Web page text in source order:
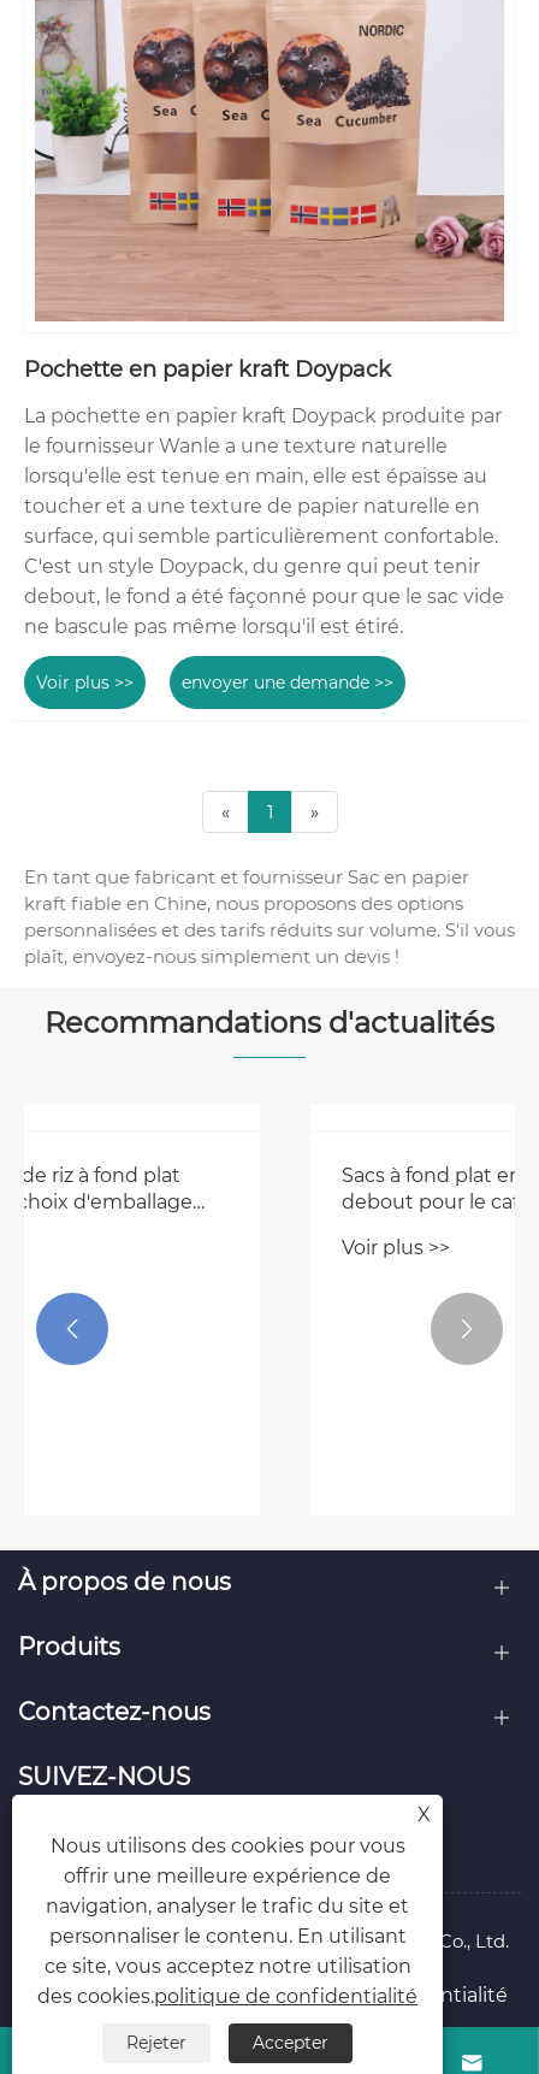
Pochette en papier kraft Doypack
La pochette en papier kraft Doypack produite par
le fournisseur Wanle a une texture naturelle
lorsqu'elle est tenue en main, elle est épaisse au
toucher et a une texture de papier naturelle en
surface, qui semble particulièrement confortable.
C'est un style Doypack, du genre qui peut tenir
debout, le fond a été façonné pour que le sac vide
ne bascule pas même lorsqu'il est étiré.
Voir plus >> envoyer une demande >>
« 1 »
En tant que fabricant et fournisseur Sac en papier
kraft fiable en Chine, nous proposons des options
personnalisées et des tarifs réduits sur volume. S'il vous
plaît, envoyez-nous simplement un devis !
Recommandations d'actualités
Sacs à fond plat en gros et sachets
debout pour le café : une comparaison
À propos de nous
Produits
Contactez-nous
SUIVEZ-NOUS
 
X
Nous utilisons des cookies pour vous
offrir une meilleure expérience de
navigation, analyser le trafic du site et
personnaliser le contenu. En utilisant
ce site, vous acceptez notre utilisation
des cookies.politique de confidentialité
Rejeter Accepter